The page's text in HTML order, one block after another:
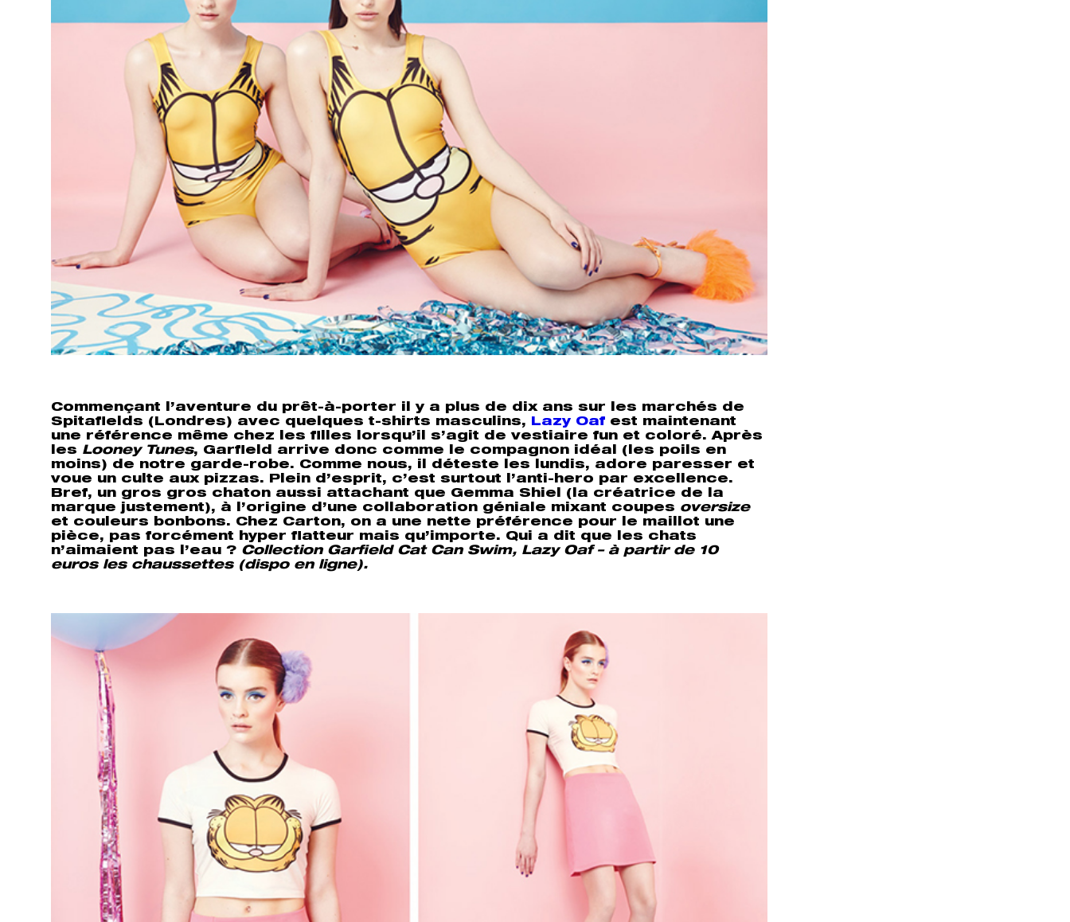
Commençant l’aventure du prêt-à-porter il y a plus de dix ans sur les marchés de
Spitafields (Londres) avec quelques t-shirts masculins, Lazy Oaf est maintenant
une référence même chez les filles lorsqu’il s’agit de vestiaire fun et coloré. Après
les Looney Tunes, Garfield arrive donc comme le compagnon idéal (les poils en
moins) de notre garde-robe. Comme nous, il déteste les lundis, adore paresser et
voue un culte aux pizzas. Plein d’esprit, c’est surtout l’anti-hero par excellence.
Bref, un gros gros chaton aussi attachant que Gemma Shiel (la créatrice de la
marque justement), à l’origine d’une collaboration géniale mixant coupes oversize
et couleurs bonbons. Chez Carton, on a une nette préférence pour le maillot une
pièce, pas forcément hyper flatteur mais qu’importe. Qui a dit que les chats
n’aimaient pas l’eau ? Collection Garfield Cat Can Swim, Lazy Oaf – à partir de 10
euros les chaussettes (dispo en ligne).